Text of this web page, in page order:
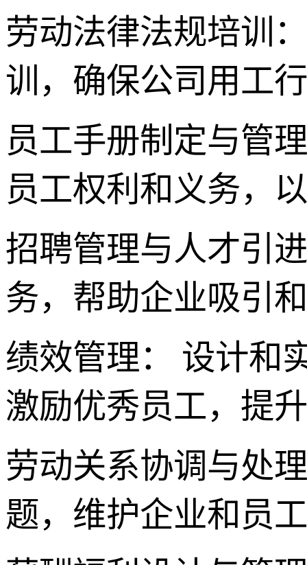
劳动法律法规培训
训，确保公司用工
员工手册制定与管
员工权利和义务，
招聘管理与人才引
务，帮助企业吸引
绩效管理： 设计和
激励优秀员工，提
劳动关系协调与处
题，维护企业和员